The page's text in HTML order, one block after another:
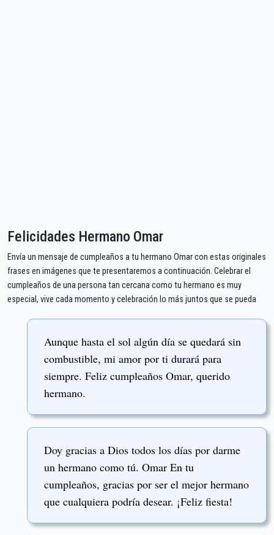
Felicidades Hermano Omar
Envía un mensaje de cumpleaños a tu hermano Omar con estas originales
frases en imágenes que te presentaremos a continuación. Celebrar el
cumpleaños de una persona tan cercana como tu hermano es muy
especial, vive cada momento y celebración lo más juntos que se pueda
Aunque hasta el sol algún día se quedará sin
combustible, mi amor por ti durará para
siempre. Feliz cumpleaños Omar, querido
hermano.
Doy gracias a Dios todos los días por darme
un hermano como tú. Omar En tu
cumpleaños, gracias por ser el mejor hermano
que cualquiera podría desear. ¡Feliz fiesta!